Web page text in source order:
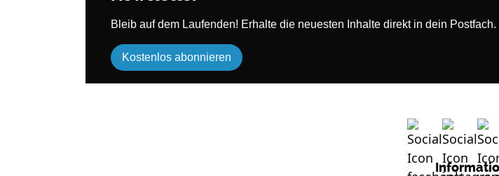
Bleib auf dem Laufenden! Erhalte die neuesten Inhalte direkt in dein Postfach.
Kostenlos abonnieren